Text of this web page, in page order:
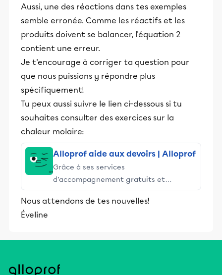
Aussi, une des réactions dans tes exemples
semble erronée. Comme les réactifs et les
produits doivent se balancer, l'équation 2
contient une erreur.
Je t'encourage à corriger ta question pour
que nous puissions y répondre plus
spécifiquement!
Tu peux aussi suivre le lien ci-dessous si tu
souhaites consulter des exercices sur la
chaleur molaire:
Alloprof aide aux devoirs | Alloprof
Grâce à ses services
d’accompagnement gratuits et
stimulants, Alloprof engage les élèves
et leurs parents dans la réussite
Nous attendons de tes nouvelles!
Éveline